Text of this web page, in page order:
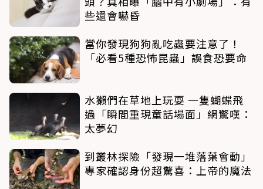
些還會嚇昏
當你發現狗狗亂吃蟲要注意了！
「必看5種恐怖昆蟲」誤食恐要命
水獺們在草地上玩耍 一隻蝴蝶飛
過「瞬間重現童話場面」網驚嘆：
太夢幻
到叢林探險「發現一堆落葉會動」
專家確認身份超驚喜：上帝的魔法